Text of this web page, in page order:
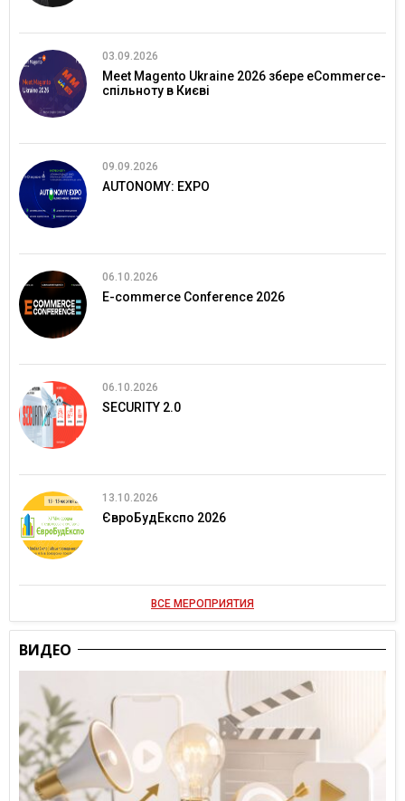
03.09.2026
Meet Magento Ukraine 2026 збере eCommerce-
спільноту в Києві
09.09.2026
AUTONOMY: EXPO
06.10.2026
E-commerce Conference 2026
06.10.2026
SECURITY 2.0
13.10.2026
ЄвроБудЕкспо 2026
ВСЕ МЕРОПРИЯТИЯ
ВИДЕО